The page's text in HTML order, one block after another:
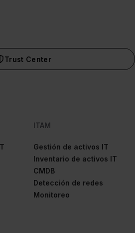
Trust Center
ITAM
Gestión de activos IT
Inventario de activos IT
CMDB
Detección de redes
Monitoreo